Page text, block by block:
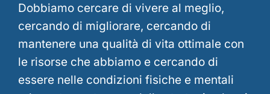
Dobbiamo cercare di vivere al meglio,
cercando di migliorare, cercando di
mantenere una qualità di vita ottimale con
le risorse che abbiamo e cercando di
essere nelle condizioni fisiche e mentali